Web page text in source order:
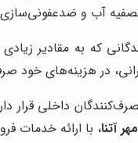
آب و
که به مقادیر
در هزینه‌های خود
داخلی قرار
آتنا، با ارائه خدمات